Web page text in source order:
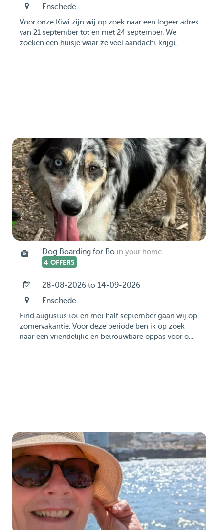
Enschede
Voor onze Kiwi zijn wij op zoek naar een logeer adres
van 21 september tot en met 24 september. We
zoeken een huisje waar ze veel aandacht krijgt, ...
Dog Boarding for Bo in your home
4 OFFERS
28-08-2026 to 14-09-2026
Enschede
Eind augustus tot en met half september gaan wij op
zomervakantie. Voor deze periode ben ik op zoek
naar een vriendelijke en betrouwbare oppas voor o...